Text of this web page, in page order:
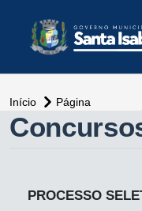
Início Página
PROCESSO